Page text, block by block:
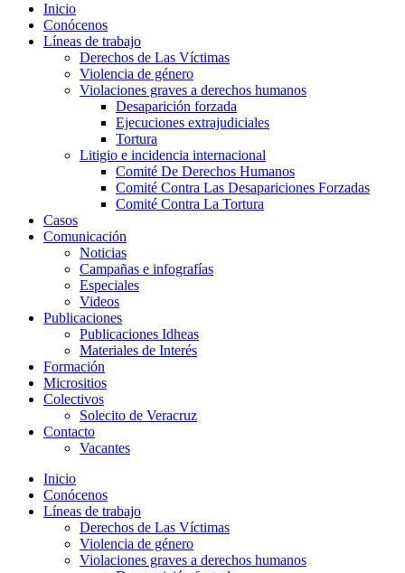
Inicio
Conócenos
Líneas de trabajo
Derechos de Las Víctimas
Violencia de género
Violaciones graves a derechos humanos
Desaparición forzada​
Ejecuciones extrajudiciales
Tortura
Litigio e incidencia internacional
Comité De Derechos Humanos​
Comité Contra Las Desapariciones Forzadas
Comité Contra La Tortura​
Casos
Comunicación
Noticias
Campañas e infografías
Especiales
Videos
Publicaciones
Publicaciones Idheas
Materiales de Interés
Formación
Micrositios
Colectivos
Solecito de Veracruz
Contacto
Vacantes
Inicio
Conócenos
Líneas de trabajo
Derechos de Las Víctimas
Violencia de género
Violaciones graves a derechos humanos